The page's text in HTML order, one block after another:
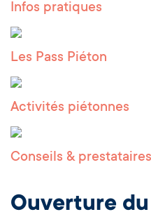
Infos pratiques
Les Pass Piéton
Activités piétonnes
Conseils & prestataires
Ouverture